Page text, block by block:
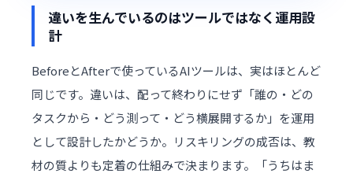
違いを生んでいるのはツールではなく運用設
計
BeforeとAfterで使っているAIツールは、実はほとんど
同じです。違いは、配って終わりにせず「誰の・どの
タスクから・どう測って・どう横展開するか」を運用
として設計したかどうか。リスキリングの成否は、教
材の質よりも定着の仕組みで決まります。「うちはま